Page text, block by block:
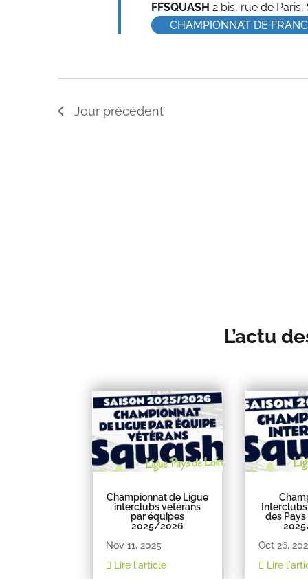
FFSQUASH 2 bis, rue de
CHAMPIONNAT DE
Jour précédent
L’actu
Championnat de Ligue
interclubs vétérans
par équipes
2025/2026
Nov 11, 2025
Lire l'article
des
Oct 26,
Lire